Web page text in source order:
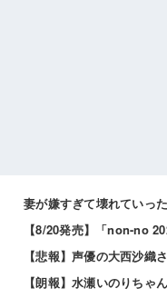
妻が嫌すぎて壊れていっ
【悲報】声優の大西沙織
【朗報】水瀬いのりちゃ